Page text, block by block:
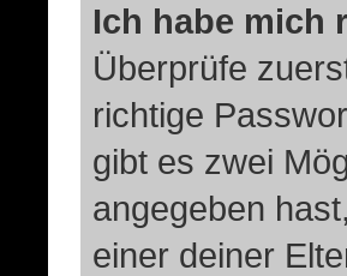
Ich habe mich
Überprüfe
richtige
gibt es zwei
angegeben
einer deiner